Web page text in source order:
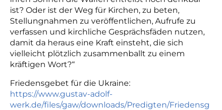
ist? Oder ist der Weg für Kirchen, zu beten,
Stellungnahmen zu veröffentlichen, Aufrufe zu
verfassen und kirchliche Gesprächsfäden nutzen,
damit da heraus eine Kraft einsteht, die sich
vielleicht plötzlich zusammenballt zu einem
kräftigen Wort?“
Friedensgebet für die Ukraine:
https://www.gustav-adolf-
werk.de/files/gaw/downloads/Predigten/Friedensg